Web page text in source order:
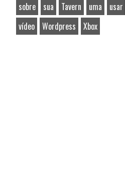
sobre
sua Tavern uma usar
vídeo
Wordpress Xbox